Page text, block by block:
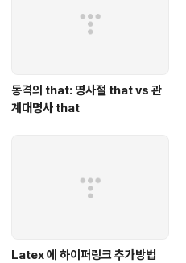
동격의 that: 명사절 that vs 관
계대명사 that
Latex 에 하이퍼링크 추가방법